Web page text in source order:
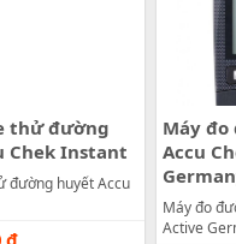
thử đường
Chek Instant
đường huyết Accu
Máy
Accu
Máy đo
Active